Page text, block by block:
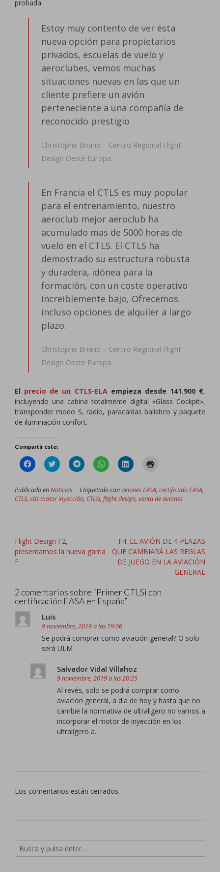
probada.
Estoy muy contento de ver ésta
nueva opción para propietarios
privados, escuelas de vuelo y
aeroclubes, vemos muchas
situaciones nuevas en las que un
cliente prefiere un avión
perteneciente a una compañía de
reconocido prestigio
Christophe Briand – Centro Regional Flight
Design Oeste Europa.
En Francia el CTLS es muy popular
para el entrenamiento, nuestro
aeroclub mejor aeroclub ha
acumulado mas de 5000 horas de
vuelo en el CTLS. El CTLS ha
demostrado su estructura robusta
y duradera, idónea para la
formación, con un coste operativo
increiblemente bajo, Ofrecemos
incluso opciones de alquiler a largo
plazo.
Christophe Briand – Centro Regional Flight
Design Oeste Europa.
El precio de un CTLS-ELAempieza desde 141.900 €,
incluyendo una cabina totalmente digital «Glass Cockpit»,
transponder modo S, radio, paracaídas balístico y paquete
de iluminación confort.
Compartir ésto:
Haz
clic
en
Facebook
(Se
Haz
clic
en
Twitter
(Se
Haz
clic
en
Telegram
(Se
Haz
clic
en
WhatsApp
(Se
Haz
clic
en
LinkedIn
(Se
(Se
abre
en
Publicado enNoticias Etiquetado conaviones EASA, certificado EASA,
CTLS, ctls motor inyección, CTLSi, flight design, venta de aviones
Navegación
de
entradas
Flight Design F2,
presentamos la nueva gama
F
F4: EL AVIÓN DE 4 PLAZAS
QUE CAMBIARÁ LAS REGLAS
DE JUEGO EN LA AVIACIÓN
GENERAL
2 comentarios sobre “Primer CTLSi con
certificación EASA en España”
Luis
9 noviembre, 2019 a las 19:06
Se podrá comprar como aviación general? O solo
será ULM
Salvador Vidal Villahoz
9 noviembre, 2019 a las 20:25
Al revés, solo se podrá comprar como
aviación general, a día de hoy y hasta que no
cambie la normativa de ultraligero no vamos a
incorporar el motor de inyección en los
ultraligero a.
Los comentarios están cerrados.